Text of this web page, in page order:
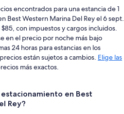
encontrados para una estancia de 1
Best Western Marina Del Rey el 6 sept.
con impuestos y cargos incluidos.
en el precio por noche más bajo
24 horas para estancias en los
están sujetos a cambios. Elige las
más exactos.
en Best
Rey?